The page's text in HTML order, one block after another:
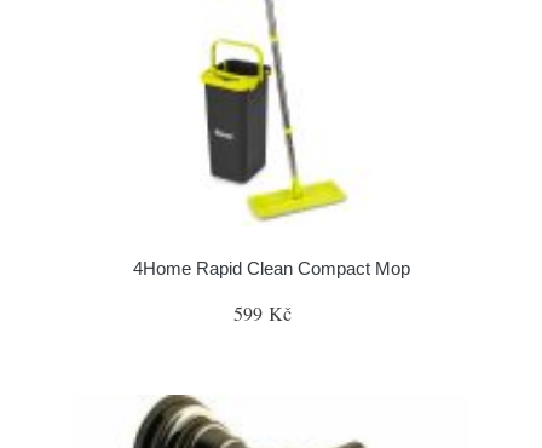
4Home Rapid Clean Compact Mop
599 Kč